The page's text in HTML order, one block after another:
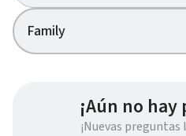
Family
¡Aún no
¡Nuevas